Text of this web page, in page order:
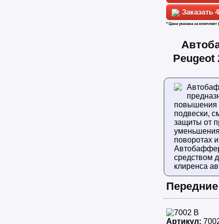
* Цена указана за комплект
Peugeot
повышения
подвески,
защиты от
поворотах
средством
клиренса
Артикул: